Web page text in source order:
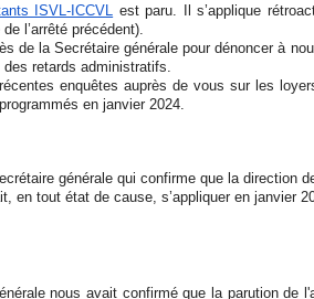
ISVL-ICCVL est paru Il s’applique
l’arrêté précédent).
de la Secrétaire générale pour dénoncer à
retards administratifs.
enquêtes auprès de vous sur les
en janvier 2024.
générale qui confirme que la direction
en tout état de cause, s’appliquer en janvier
nous avait confirmé que la parution de